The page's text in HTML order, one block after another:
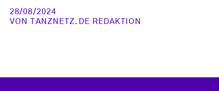
28/08/2024
VON
TANZNETZ.DE REDAKTION